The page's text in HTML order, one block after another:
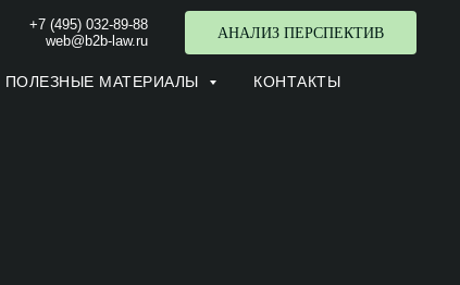
+7 (495) 032-89-88
web@b2b-law.ru
АНАЛИЗ ПЕРСПЕКТИВ
ПОЛЕЗНЫЕ МАТЕРИАЛЫ КОНТАКТЫ